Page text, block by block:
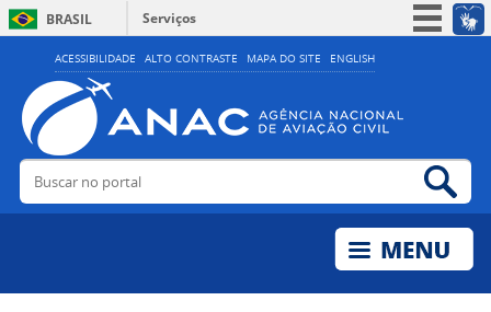
ACESSIBILIDADE ALTO CONTRASTE MAPA DO SITE ENGLISH
BRASIL
Serviços
Simplifique!
Acesso à informação
Legislação
Buscar no portal